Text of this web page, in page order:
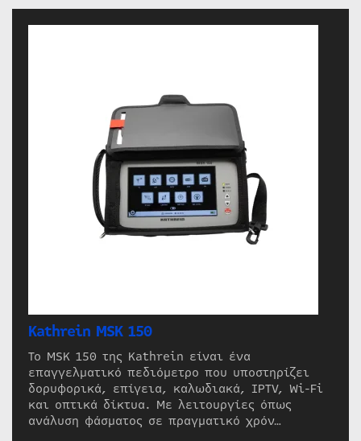
Kathrein MSK 150
Το MSK 150 της Kathrein είναι ένα
επαγγελματικό πεδιόμετρο που υποστηρίζει
δορυφορικά, επίγεια, καλωδιακά, IPTV, Wi-Fi
και οπτικά δίκτυα. Με λειτουργίες όπως
ανάλυση φάσματος σε πραγματικό χρόν…